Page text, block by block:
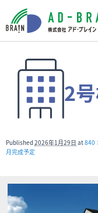
HOME
買いたい
借りたい
2
Published2026年1月29日 at840
月完成予定